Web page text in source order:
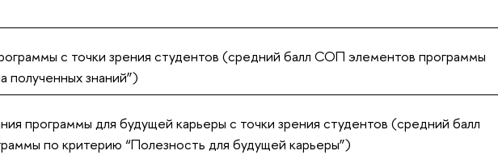
с точки зрения студентов (средний балл СОП элементов программы
полученных знаний”)
программы для будущей карьеры с точки зрения студентов (средний балл
по критерию “Полезность для будущей карьеры”)